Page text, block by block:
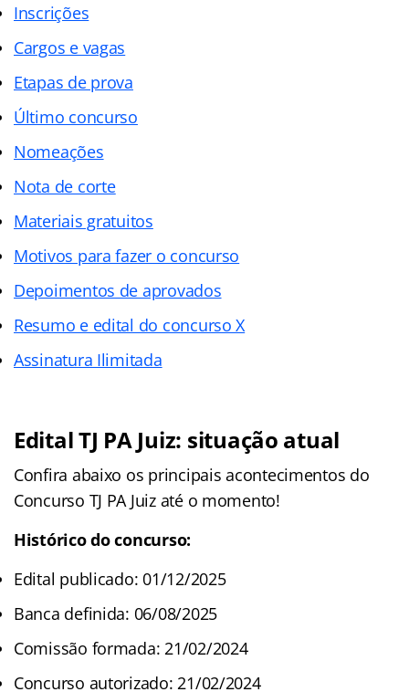
Inscrições
Cargos e vagas
Etapas de prova
Último concurso
Nomeações
Nota de corte
Materiais gratuitos
Motivos para fazer o concurso
Depoimentos de aprovados
Resumo e edital do concurso X
Assinatura Ilimitada
Edital TJ PA Juiz: situação atual
Confira abaixo os principais acontecimentos do
Concurso TJ PA Juiz até o momento!
Histórico do concurso:
Edital publicado: 01/12/2025
Banca definida: 06/08/2025
Comissão formada: 21/02/2024
Concurso autorizado: 21/02/2024